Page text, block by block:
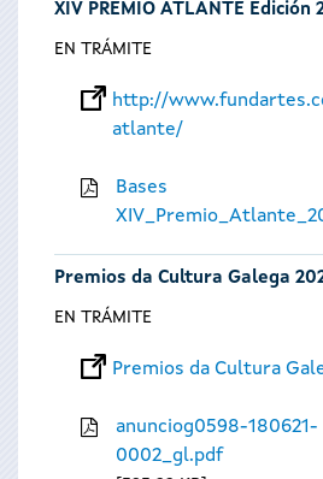
XIV PREMIO ATLANTE Edición
EN TRÁMITE
http://
atlante/
Bases
Premios da Cultura Galega
EN TRÁMITE
Premios da Cultura
anunciog0598-180621-
0002_gl.pdf